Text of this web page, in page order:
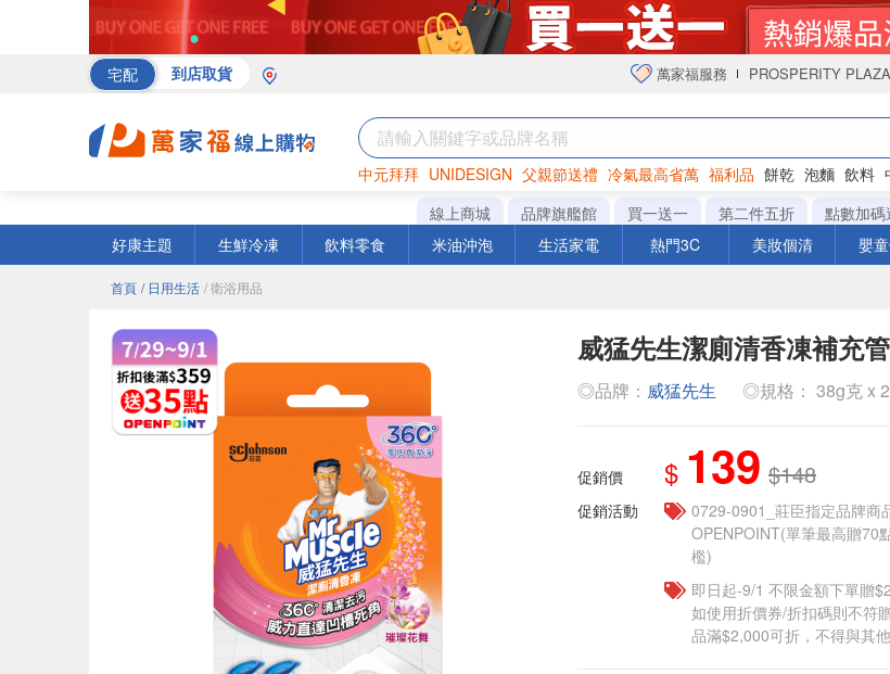
宅配 到店取貨 萬家福服務 PROSPERITY
中元拜拜 UNIDESIGN 父親節送禮 冷氣最高省萬 福利品 餅乾 泡麵 飲料
巧克力 罐頭 衛生紙
線上商城 品牌旗艦館 買一送一 第二件五折 點數加碼
好康主題
生鮮冷凍 飲料零食 米油沖泡 生活家電 熱門3C 美妝個清 嬰
首頁 / 日用生活 / 衛浴用品
威猛先生潔廁清香凍補充
◎品牌： 威猛先生 ◎規格： 38g克 x
促銷價 $ 139 $148
促銷活動
0729-0901_莊臣指定品牌商
OPENPOINT(單筆最高贈70
檻)
即日起-9/1 不限金額下單贈
如使用折價券/折扣碼則不符
品滿$2,000可折，不得與其